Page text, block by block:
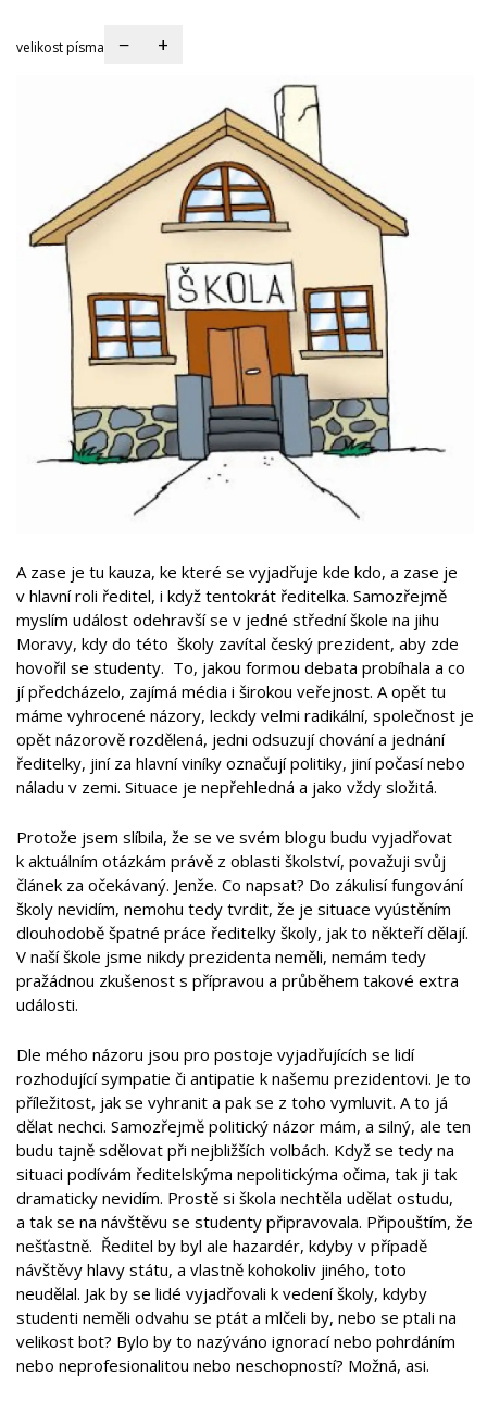
velikost písma − +
A zase je tu kauza, ke které se vyjadřuje kde kdo, a zase je
v hlavní roli ředitel, i když tentokrát ředitelka. Samozřejmě
myslím událost odehravší se v jedné střední škole na jihu
Moravy, kdy do této školy zavítal český prezident, aby zde
hovořil se studenty. To, jakou formou debata probíhala a co
jí předcházelo, zajímá média i širokou veřejnost. A opět tu
máme vyhrocené názory, leckdy velmi radikální, společnost je
opět názorově rozdělená, jedni odsuzují chování a jednání
ředitelky, jiní za hlavní viníky označují politiky, jiní počasí nebo
náladu v zemi. Situace je nepřehledná a jako vždy složitá.
Protože jsem slíbila, že se ve svém blogu budu vyjadřovat
k aktuálním otázkám právě z oblasti školství, považuji svůj
článek za očekávaný. Jenže. Co napsat? Do zákulisí fungování
školy nevidím, nemohu tedy tvrdit, že je situace vyústěním
dlouhodobě špatné práce ředitelky školy, jak to někteří dělají.
V naší škole jsme nikdy prezidenta neměli, nemám tedy
pražádnou zkušenost s přípravou a průběhem takové extra
události.
Dle mého názoru jsou pro postoje vyjadřujících se lidí
rozhodující sympatie či antipatie k našemu prezidentovi. Je to
příležitost, jak se vyhranit a pak se z toho vymluvit. A to já
dělat nechci. Samozřejmě politický názor mám, a silný, ale ten
budu tajně sdělovat při nejbližších volbách. Když se tedy na
situaci podívám ředitelskýma nepolitickýma očima, tak ji tak
dramaticky nevidím. Prostě si škola nechtěla udělat ostudu,
a tak se na návštěvu se studenty připravovala. Připouštím, že
nešťastně. Ředitel by byl ale hazardér, kdyby v případě
návštěvy hlavy státu, a vlastně kohokoliv jiného, toto
neudělal. Jak by se lidé vyjadřovali k vedení školy, kdyby
studenti neměli odvahu se ptát a mlčeli by, nebo se ptali na
velikost bot? Bylo by to nazýváno ignorací nebo pohrdáním
nebo neprofesionalitou nebo neschopností? Možná, asi.